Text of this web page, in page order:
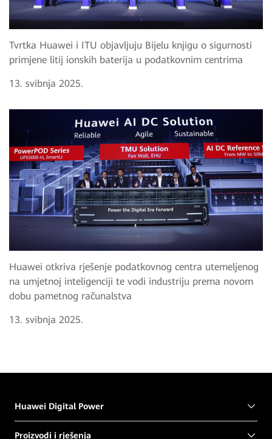
Tvrtka Huawei i ITU objavljuju Bijelu knjigu o sigurnosti
primjene litij ionskih baterija u podatkovnim centrima
13. svibnja 2025.
Huawei otkriva rješenje podatkovnog centra utemeljenog
na umjetnoj inteligenciji te vodi industriju prema novom
dobu pametnog računalstva
13. svibnja 2025.
Huawei Digital Power
Proizvodi i rješenja